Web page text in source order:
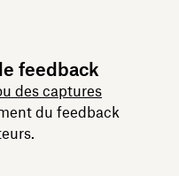
feedback
des captures
du feedback